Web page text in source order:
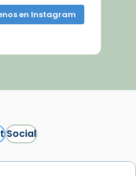
en Instagram
Social